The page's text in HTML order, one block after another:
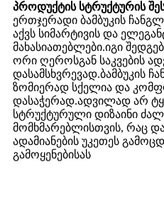
პროდუქტის სტრუქტურის
ერთჯერადი ბამბუკის
აქვს სიმარტივის და
მახასიათებლები.იგი
ორი ღეროსგან საკვების
დასამსხვრევად.ბამბუკის
ზომიერად სქელია და
დასაჭერად.ადვილად არ
სტრუქტურული დიზაინი
მომხმარებლისთვის, რაც
ადამიანების უკეთეს
გამოყენებისას